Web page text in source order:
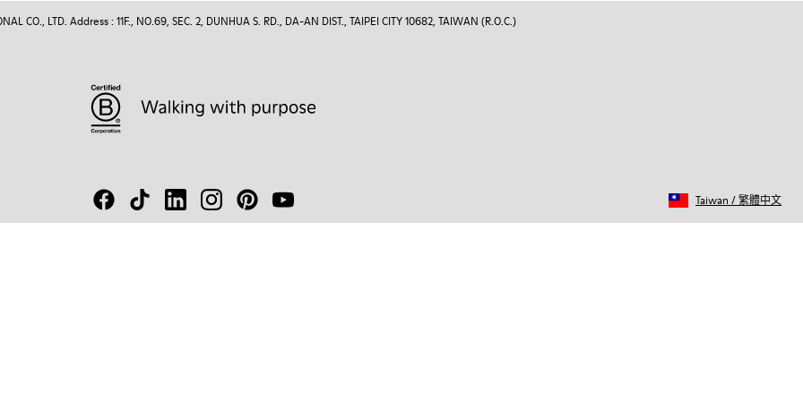
Taiwan /繁體中文
CO., LTD. Address : 11F., NO.69, SEC. 2, DUNHUA S. RD., DA-AN DIST., TAIPEI CITY 10682, TAIWAN (R.O.C.)